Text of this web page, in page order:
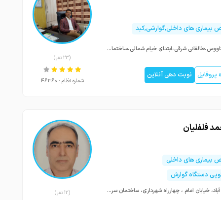
های داخلی,گوارشی,کبد
گنبدکاووس،طالقانی شرقی،ابتدای خیام شمالی،ساختمان پزشکان پارسه،طبقه اول
نوبت دهی آنلاین
(23 نفر)
شماره نظام : 46360
فلفلیان
های داخلی
دستگاه گوارش
نجف آباد، خیابان امام ، چهارراه شهرداری، ساختمان سرای سلامت، طبقه چهارم (12 نفر)